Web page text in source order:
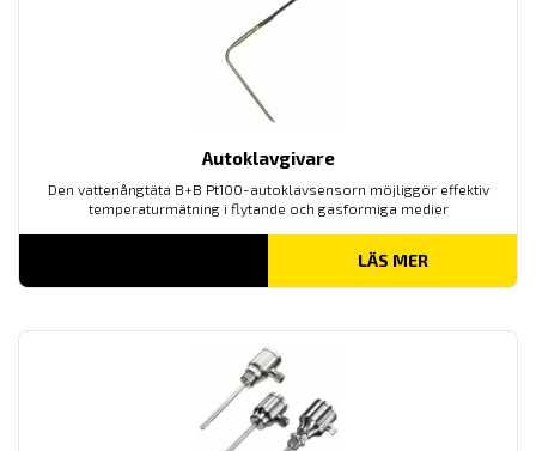
Autoklavgivare
Den vattenångtäta B+B Pt100-autoklavsensorn möjliggör effektiv
temperaturmätning i flytande och gasformiga medier
LÄS MER